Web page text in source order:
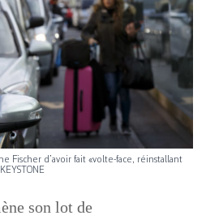
Fischer d’avoir fait «volte-face, réinstallant
son lot de